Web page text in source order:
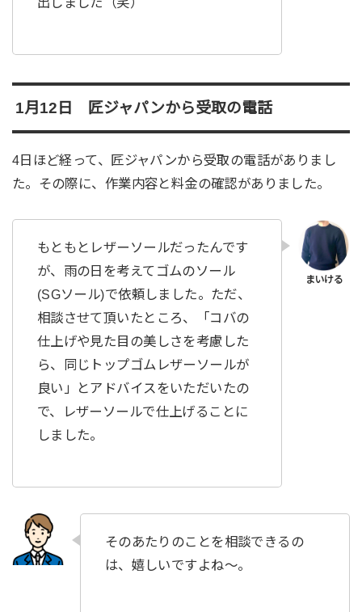
1月12日 匠ジャパンから受取の電話
4日ほど経って、匠ジャパンから受取の電話がありまし
た。その際に、作業内容と料金の確認がありました。
もともとレザーソールだったんです
が、雨の日を考えてゴムのソール
(SGソール)で依頼しました。ただ、
相談させて頂いたところ、「コバの
仕上げや見た目の美しさを考慮した
ら、同じトップゴムレザーソールが
良い」とアドバイスをいただいたの
で、レザーソールで仕上げることに
しました。
そのあたりのことを相談できるの
は、嬉しいですよね〜。